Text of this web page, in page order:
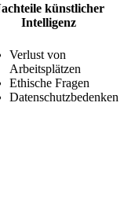
künstlicher
Intelligenz
Verlust von
Arbeitsplätzen
Ethische Fragen
Datenschutzbedenken